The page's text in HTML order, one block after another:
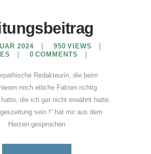
2024 950 VIEWS
0 COMMENTS
Redakteurin, die beim
noch etliche Fakten richtig
die ich gar nicht erwähnt hatte,
sein !“ hat mir aus dem
Herzen gesprochen